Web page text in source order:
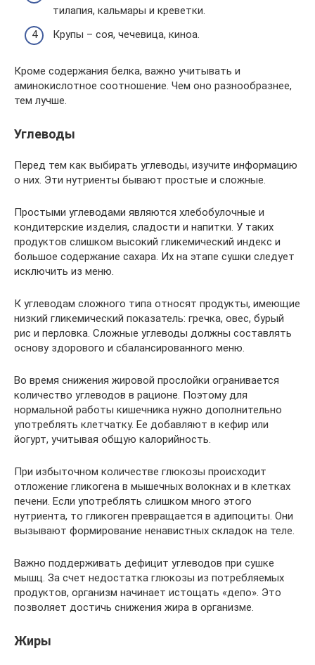
тилапия, кальмары и креветки.
Крупы – соя, чечевица, киноа.
Кроме содержания белка, важно учитывать и
аминокислотное соотношение. Чем оно разнообразнее,
тем лучше.
Углеводы
Перед тем как выбирать углеводы, изучите информацию
о них. Эти нутриенты бывают простые и сложные.
Простыми углеводами являются хлебобулочные и
кондитерские изделия, сладости и напитки. У таких
продуктов слишком высокий гликемический индекс и
большое содержание сахара. Их на этапе сушки следует
исключить из меню.
К углеводам сложного типа относят продукты, имеющие
низкий гликемический показатель: гречка, овес, бурый
рис и перловка. Сложные углеводы должны составлять
основу здорового и сбалансированного меню.
Во время снижения жировой прослойки огранивается
количество углеводов в рационе. Поэтому для
нормальной работы кишечника нужно дополнительно
употреблять клетчатку. Ее добавляют в кефир или
йогурт, учитывая общую калорийность.
При избыточном количестве глюкозы происходит
отложение гликогена в мышечных волокнах и в клетках
печени. Если употреблять слишком много этого
нутриента, то гликоген превращается в адипоциты. Они
вызывают формирование ненавистных складок на теле.
Важно поддерживать дефицит углеводов при сушке
мышц. За счет недостатка глюкозы из потребляемых
продуктов, организм начинает истощать «депо». Это
позволяет достичь снижения жира в организме.
Жиры